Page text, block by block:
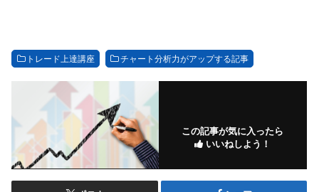
トレード上達講座 チャート分析力がアップする記事
この記事が気に入ったら
いいねしよう！